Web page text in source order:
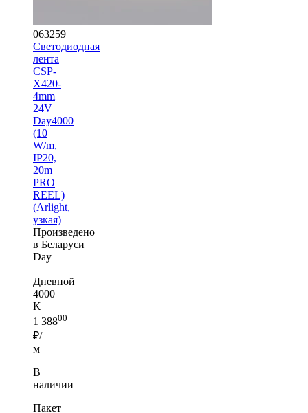
063259
Светодиодная
лента
CSP-
X420-
4mm
24V
Day4000
(10
W/m,
IP20,
20m
PRO
REEL)
(Arlight,
узкая)
Произведено
в Беларуси
Day
|
Дневной
4000
K
1 38800
₽/
м
В
наличии
Пакет